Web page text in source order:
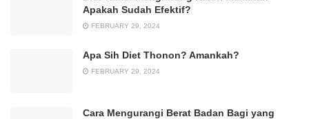
Apakah Sudah Efektif?
FEBRUARY 29, 2024
Apa Sih Diet Thonon? Amankah?
FEBRUARY 29, 2024
Cara Mengurangi Berat Badan Bagi yang